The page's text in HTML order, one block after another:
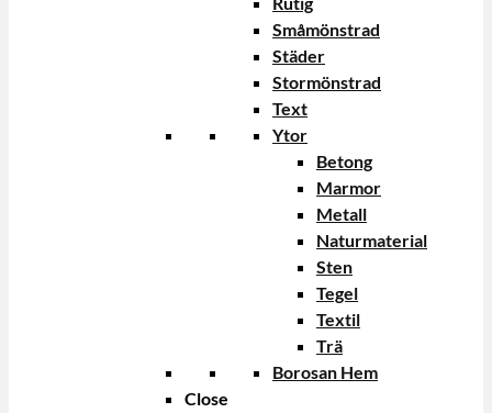
Småmönstrad
Städer
Stormönstrad
Text
Ytor
Betong
Marmor
Metall
Naturmaterial
Sten
Tegel
Textil
Trä
Borosan Hem
Close